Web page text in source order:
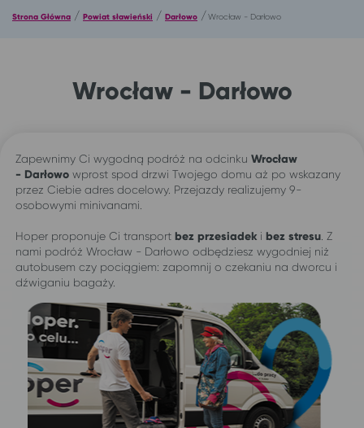
Strona Główna / Powiat sławieński / Darłowo /Wrocław - Darłowo
Wrocław - Darłowo
Zapewnimy Ci wygodną podróż na odcinku Wrocław
- Darłowo wprost spod drzwi Twojego domu aż po wskazany
przez Ciebie adres docelowy. Przejazdy realizujemy 9-
osobowymi minivanami.
Hoper proponuje Ci transport bez przesiadek i bez stresu . Z
nami podróż Wrocław - Darłowo odbędziesz wygodniej niż
autobusem czy pociągiem: zapomnij o czekaniu na dworcu i
dźwiganiu bagaży.